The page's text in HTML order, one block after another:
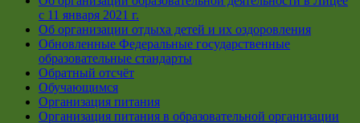
с 11 января 2021 г.
Об организации отдыха детей и их оздоровления
Обновленные Федеральные государственные
образовательные стандарты
Обратный отсчёт
Обучающимся
Организация питания
Организация питания в образовательной организации